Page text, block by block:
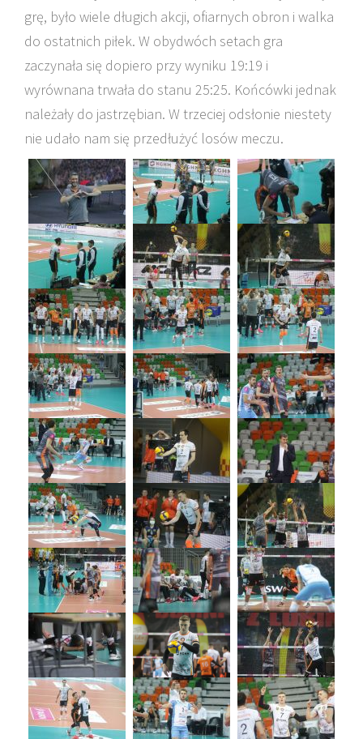
grę, było wiele długich akcji, ofiarnych obron i walka
do ostatnich piłek. W obydwóch setach gra
zaczynała się dopiero przy wyniku 19:19 i
wyrównana trwała do stanu 25:25. Końcówki jednak
należały do jastrzębian. W trzeciej odsłonie niestety
nie udało nam się przedłużyć losów meczu.